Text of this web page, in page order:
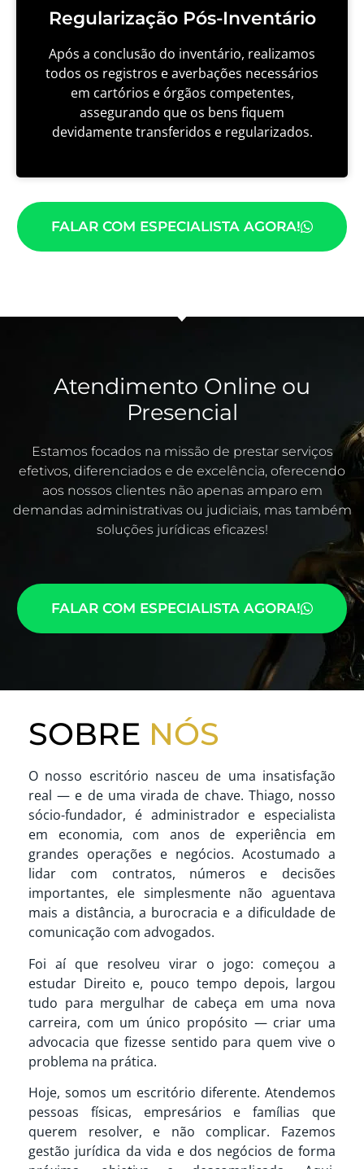
Regularização Pós-Inventário
Após a conclusão do inventário, realizamos
todos os registros e averbações necessários
em cartórios e órgãos competentes,
assegurando que os bens fiquem
devidamente transferidos e regularizados.
FALAR COM ESPECIALISTA AGORA!
Atendimento Online ou
Presencial
Estamos focados na missão de prestar serviços
efetivos, diferenciados e de excelência, oferecendo
aos nossos clientes não apenas amparo em
demandas administrativas ou judiciais, mas também
soluções jurídicas eficazes!
FALAR COM ESPECIALISTA AGORA!
SOBRE NÓS
O nosso escritório nasceu de uma insatisfação
real — e de uma virada de chave. Thiago, nosso
sócio-fundador, é administrador e especialista
em economia, com anos de experiência em
grandes operações e negócios. Acostumado a
lidar com contratos, números e decisões
importantes, ele simplesmente não aguentava
mais a distância, a burocracia e a dificuldade de
comunicação com advogados.
Foi aí que resolveu virar o jogo: começou a
estudar Direito e, pouco tempo depois, largou
tudo para mergulhar de cabeça em uma nova
carreira, com um único propósito — criar uma
advocacia que fizesse sentido para quem vive o
problema na prática.
Hoje, somos um escritório diferente. Atendemos
pessoas físicas, empresários e famílias que
querem resolver, e não complicar. Fazemos
gestão jurídica da vida e dos negócios de forma